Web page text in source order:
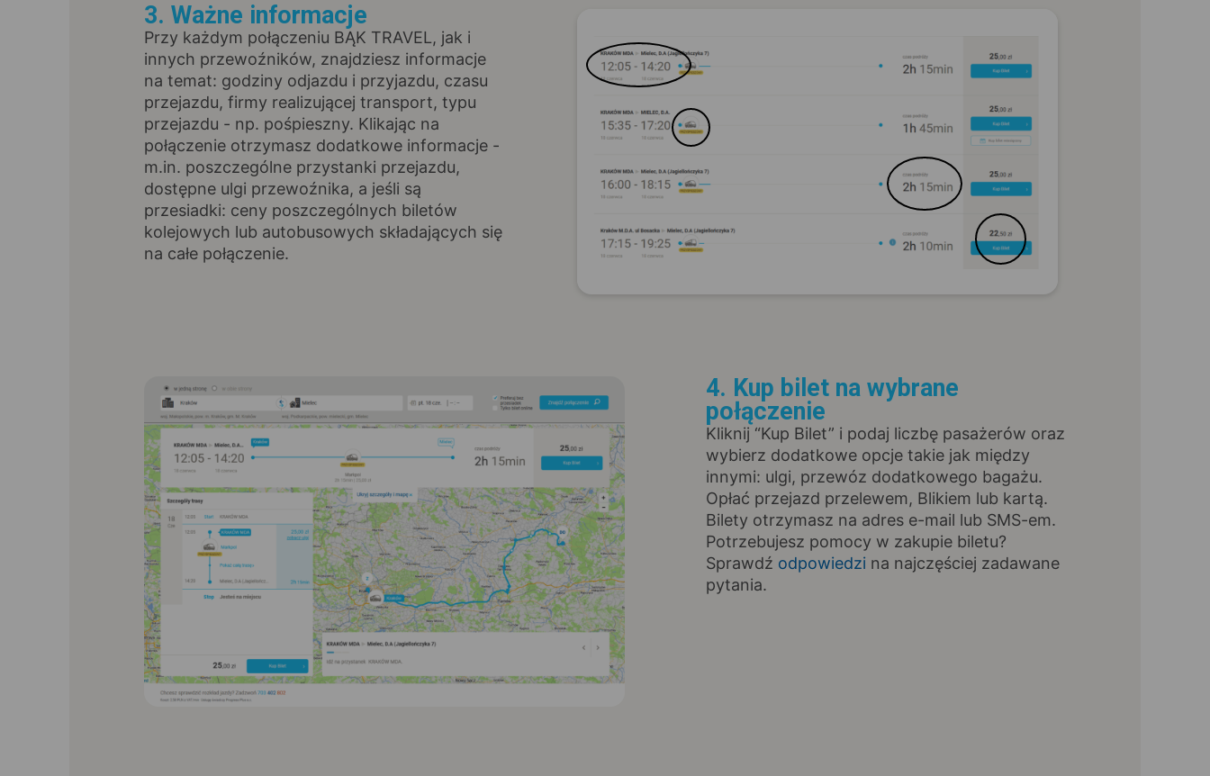
3. Ważne informacje
Przy każdym połączeniu BĄK TRAVEL, jak i
innych przewoźników, znajdziesz informacje
na temat: godziny odjazdu i przyjazdu, czasu
przejazdu, firmy realizującej transport, typu
przejazdu - np. pośpieszny. Klikając na
połączenie otrzymasz dodatkowe informacje -
m.in. poszczególne przystanki przejazdu,
dostępne ulgi przewoźnika, a jeśli są
przesiadki: ceny poszczególnych biletów
kolejowych lub autobusowych składających się
na całe połączenie.
4. Kup bilet na wybrane
połączenie
Kliknij “Kup Bilet” i podaj liczbę pasażerów oraz
wybierz dodatkowe opcje takie jak między
innymi: ulgi, przewóz dodatkowego bagażu.
Opłać przejazd przelewem, Blikiem lub kartą.
Bilety otrzymasz na adres e-mail lub SMS-em.
Potrzebujesz pomocy w zakupie biletu?
Sprawdź odpowiedzi na najczęściej zadawane
pytania.